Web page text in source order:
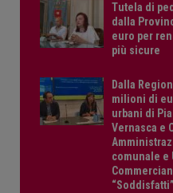
Tutela di
dalla
euro per
più sicure
Dalla
milioni di
urbani di
Vernasca e
comunale e
“Soddisfatti”